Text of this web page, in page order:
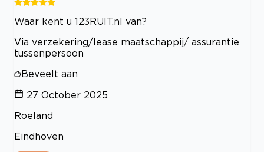
Waar kent u 123RUIT.nl van?
Via verzekering/lease maatschappij/ assurantie
tussenpersoon
Beveelt aan
27 October 2025
Roeland
Eindhoven